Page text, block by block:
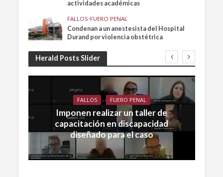
actividades académicas
FALLOS•FUERO PENAL
Condenan a un anestesista del Hospital
Durand por violencia obstétrica
Herald Posts Slider
FALLOS FUERO PENAL
Imponen realizar un taller de
capacitación en discapacidad
diseñado para el caso